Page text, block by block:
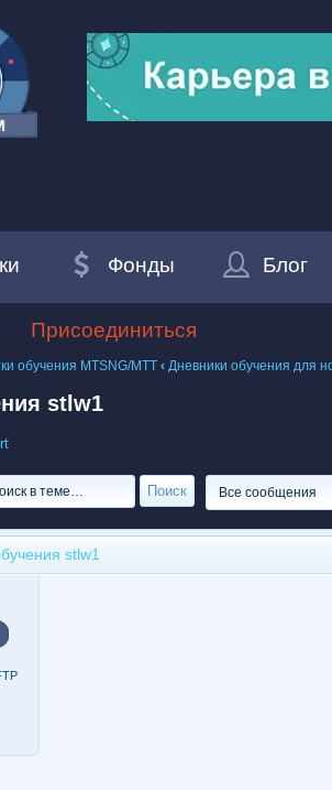
Фонды Блог
Присоединиться
обучения MTSNG/МТТ ‹ Дневники обучения для
stlw1
stlw1